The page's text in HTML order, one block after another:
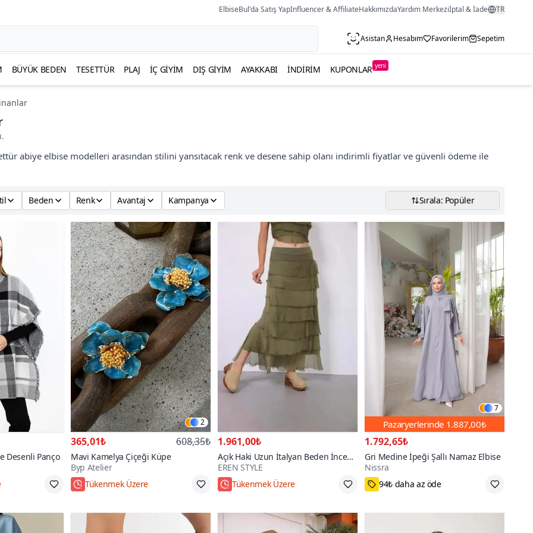
ElbiseBul'da Satış YapInfluencer & AffiliateHakkımızdaYardım Merkeziİptal & İade TR
Asistan Hesabım Favorilerim Sepetim
BÜYÜK BEDEN TESETTÜR PLAJ İÇ GIYIM DIŞ GIYIM AYAKKABI İNDIRIM KUPONLAR yeni
abiye elbise modelleri arasından stilini yansıtacak renk ve desene sahip olanı indirimli fiyatlar ve güvenli ödeme ile
Beden Renk Avantaj Kampanya Sırala: Popüler
Desenli Panço
2
365,01₺ 608,35₺
Mavi Kamelya Çiçeği Küpe
Byp Atelier
Standart
1.961,00₺
Açık Haki Uzun İtalyan Beden İnce
Gösteren Kat İpek Straplez Elbise
Etek
EREN STYLE
Hızlı Kargo
7
Pazaryerlerinde 1.887,00₺
1.792,65₺
Gri Medine İpeği Şallı Namaz Elbise
Nissra
Standart